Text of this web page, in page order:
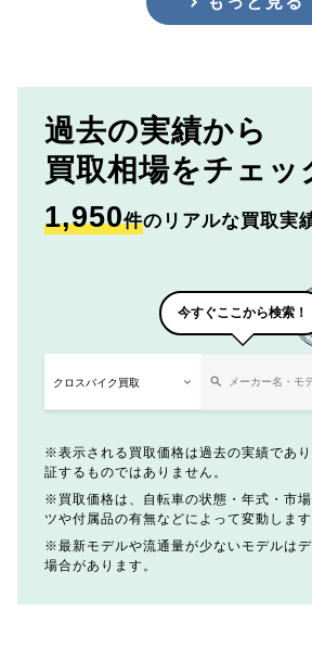
過去の実績から
買取相場をチェッ
1,950件のリアルな買取実
今すぐここから検索！
表示される買取価格は過去の実績であ
証するものではありません。
買取価格は、自転車の状態・年式・市
ツや付属品の有無などによって変動します
最新モデルや流通量が少ないモデルは
場合があります。